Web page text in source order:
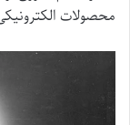
محصولات